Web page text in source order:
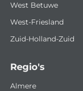
Regio's
Almere
West Betuwe
West-Friesland
Zuid-Holland-Zuid